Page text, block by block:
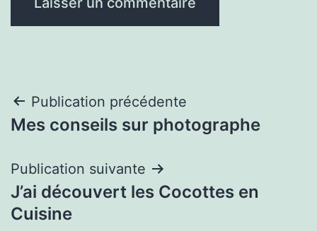
Navigation
de
l’article
Publication précédente
Mes conseils sur photographe
Publication suivante
J’ai découvert les Cocottes en
Cuisine